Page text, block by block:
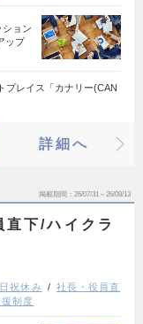
ション
ップ
プレイス「カナリー(CAN
詳細へ
掲載期間 26/07/31～26/08/13
直下/ハイクラ
祝休み
社長・役員直
制度